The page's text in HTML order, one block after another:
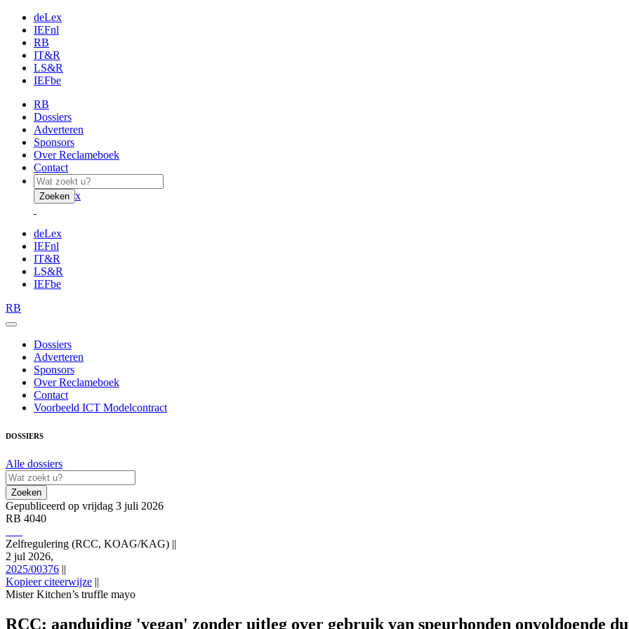
deLex
IEFnl
RB
IT&R
LS&R
IEFbe
RB
Dossiers
Adverteren
Sponsors
Over Reclameboek
Contact
Zoeken x
deLex
IEFnl
IT&R
LS&R
IEFbe
RB
Dossiers
Adverteren
Sponsors
Over Reclameboek
Contact
Voorbeeld ICT Modelcontract
DOSSIERS
Alle dossiers
Zoeken
Gepubliceerd op vrijdag 3 juli 2026
RB 4040
Zelfregulering (RCC, KOAG/KAG) ||
2 jul 2026,
2025/00376 ||
Kopieer citeerwijze ||
Mister Kitchen’s truffle mayo
speurhonden-onvoldoende-duidelijk
RCC: aanduiding 'vegan' zonder uitleg over gebruik van speurhonden onvoldoende